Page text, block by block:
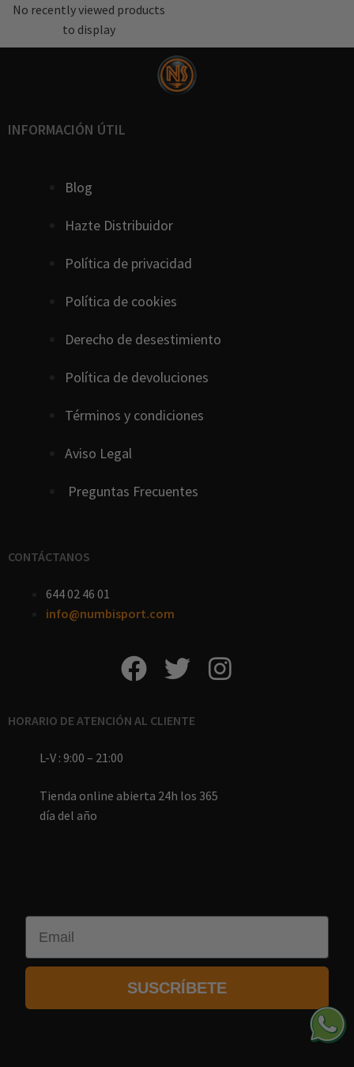
No recently viewed products
to display
INFORMACIÓN ÚTIL
Blog
Hazte Distribuidor
Política de privacidad
Política de cookies
Derecho de desestimiento
Política de devoluciones
Términos y condiciones
Aviso Legal
Preguntas Frecuentes
CONTÁCTANOS
644 02 46 01
info@numbisport.com
HORARIO DE ATENCIÓN AL CLIENTE
L-V : 9:00 – 21:00
Tienda online abierta 24h los 365
día del año
Email
SUSCRÍBETE